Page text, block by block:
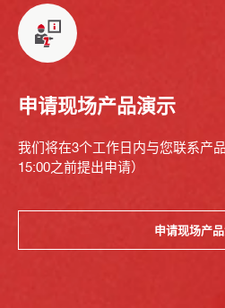
申请现场产品演示
我们将在3个工作日内与您联系产
15:00之前提出申请）
申请现场产